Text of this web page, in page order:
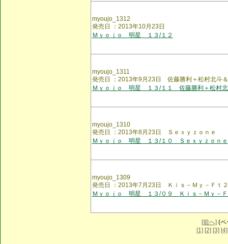
myoujo_1312
発売日 ：2013年10月23日
Ｍｙｏｊｏ 明星 １３/１２
myoujo_1311
発売日 ：2013年9月23日 佐藤勝利＋松村北斗
Ｍｙｏｊｏ 明星 １３/１１ 佐藤勝利＋松村北
myoujo_1310
発売日 ：2013年8月23日 Ｓｅｘｙｚｏｎｅ
Ｍｙｏｊｏ 明星 １３/１０ Ｓｅｘｙｚｏｎｅ
myoujo_1309
発売日 ：2013年7月23日 Ｋｉｓ－Ｍｙ－Ｆｔ２
Ｍｙｏｊｏ 明星 １３/０９ Ｋｉｓ－Ｍｙ－Ｆ
[前へ] (ペ
[1] [2] [3] [4]